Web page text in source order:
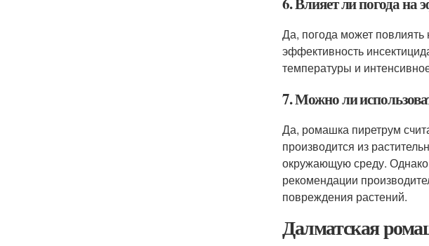
Да, погода может
эффективность
температуры и
7. Можно ли
Да, ромашка пиретрум
производится из
окружающую среду. Однако
рекомендации
повреждения растений.
Далматская